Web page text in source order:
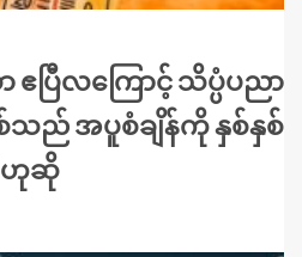
ဧပြီလကြောင့် သိပ္ပံပညာ
စ်သည် အပူစံချိန်ကို နှစ်နှစ်
ဟုဆို